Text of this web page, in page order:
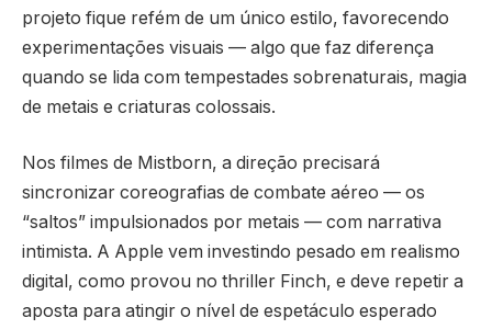
projeto fique refém de um único estilo, favorecendo
experimentações visuais — algo que faz diferença
quando se lida com tempestades sobrenaturais, magia
de metais e criaturas colossais.
Nos filmes de Mistborn, a direção precisará
sincronizar coreografias de combate aéreo — os
“saltos” impulsionados por metais — com narrativa
intimista. A Apple vem investindo pesado em realismo
digital, como provou no thriller Finch, e deve repetir a
aposta para atingir o nível de espetáculo esperado